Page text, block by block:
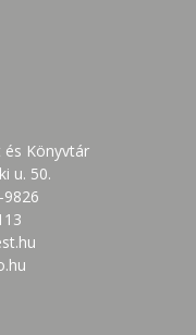
és Könyvtár
u. 50.
9826